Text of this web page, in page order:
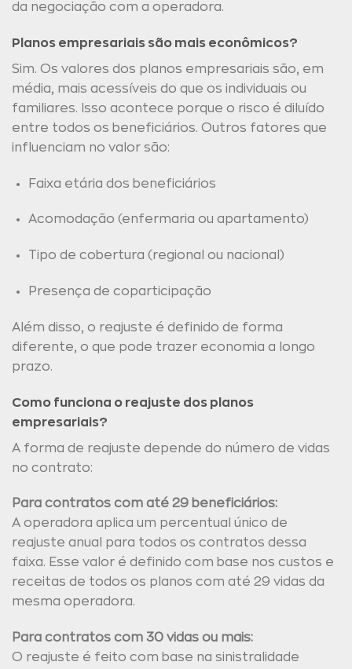
da negociação com a operadora.
Planos empresariais são mais econômicos?
Sim. Os valores dos planos empresariais são, em
média, mais acessíveis do que os individuais ou
familiares. Isso acontece porque o risco é diluído
entre todos os beneficiários. Outros fatores que
influenciam no valor são:
Faixa etária dos beneficiários
Acomodação (enfermaria ou apartamento)
Tipo de cobertura (regional ou nacional)
Presença de coparticipação
Além disso, o reajuste é definido de forma
diferente, o que pode trazer economia a longo
prazo.
Como funciona o reajuste dos planos
empresariais?
A forma de reajuste depende do número de vidas
no contrato:
Para contratos com até 29 beneficiários:
A operadora aplica um percentual único de
reajuste anual para todos os contratos dessa
faixa. Esse valor é definido com base nos custos e
receitas de todos os planos com até 29 vidas da
mesma operadora.
Para contratos com 30 vidas ou mais:
O reajuste é feito com base na sinistralidade